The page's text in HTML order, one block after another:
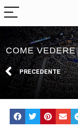
COME
PRECEDENTE